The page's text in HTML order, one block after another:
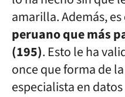
amarilla. Además, es
peruano que más
(195). Esto le ha
once que forma de
especialista en datos